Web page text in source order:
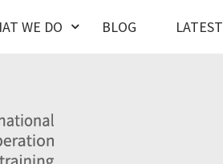
WE DO BLOG LATEST